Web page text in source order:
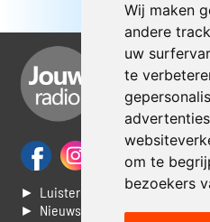
Wij maken
andere
uw
te
om te
bezoekers
► Luisteren naar Jouwradio
► Nieuws